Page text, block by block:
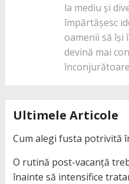
la mediu și
împărtășesc
oamenii să își
devină mai
Ultimele Articole
Cum alegi fusta potrivită
O rutină post-vacanță
înainte să intensifice